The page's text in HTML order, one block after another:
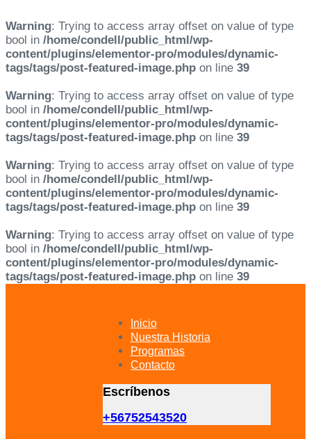
Warning: Trying to access array offset on value of type
bool in /home/condell/public_html/wp-
content/plugins/elementor-pro/modules/dynamic-
tags/tags/post-featured-image.php on line 39
Warning: Trying to access array offset on value of type
bool in /home/condell/public_html/wp-
content/plugins/elementor-pro/modules/dynamic-
tags/tags/post-featured-image.php on line 39
Warning: Trying to access array offset on value of type
bool in /home/condell/public_html/wp-
content/plugins/elementor-pro/modules/dynamic-
tags/tags/post-featured-image.php on line 39
Warning: Trying to access array offset on value of type
bool in /home/condell/public_html/wp-
content/plugins/elementor-pro/modules/dynamic-
tags/tags/post-featured-image.php on line 39
Inicio
Nuestra Historia
Programas
Contacto
Escríbenos
+56752543520